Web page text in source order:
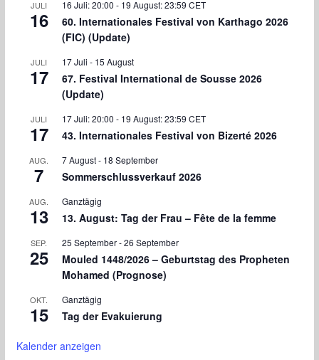
JULI
16
16 Juli: 20:00 - 19 August: 23:59 CET
60. Internationales Festival von Karthago 2026
(FIC) (Update)
JULI
17
17 Juli - 15 August
67. Festival International de Sousse 2026
(Update)
JULI
17
17 Juli: 20:00 - 19 August: 23:59 CET
43. Internationales Festival von Bizerté 2026
AUG.
7
7 August- 18 September
Sommerschlussverkauf 2026
AUG.
13
Ganztägig
13. August: Tag der Frau – Fête de la femme
SEP.
25
25 September-26 September
Mouled 1448/2026 – Geburtstag des Propheten
Mohamed (Prognose)
OKT.
15
Ganztägig
Tag der Evakuierung
Kalender anzeigen